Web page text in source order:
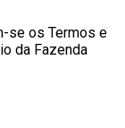
se os Termos e
da Fazenda